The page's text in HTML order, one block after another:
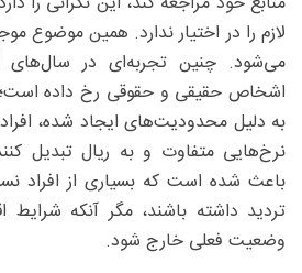
لازم را در اختیار ندارد. همین موضوع
می‌شود. چنین تجربه‌ای در سال‌های
اشخاص حقیقی و حقوقی رخ داده است؛
به دلیل محدودیت‌های ایجاد شده، افراد
نرخ‌هایی متفاوت و به ریال تبدیل
باعث شده است که بسیاری از افراد
تردید داشته باشند، مگر آنکه شرایط
وضعیت فعلی خارج شود.